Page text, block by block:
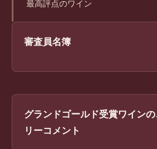
最高評点のワイン
審査員名簿
グランドゴールド受賞ワイン
リーコメント